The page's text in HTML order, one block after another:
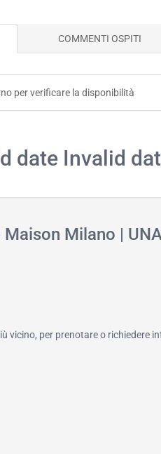
COMMENTI OSPITI
per verificare la disponibilità
date Invalid
Milano |
vicino, per prenotare o richiedere